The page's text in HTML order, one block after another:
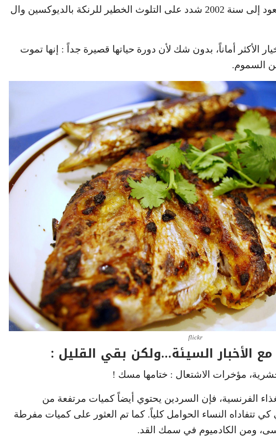
فيه مخاطرة : هناك تقرير يعود إلى سنة 2002 شدد على التلوث الخطير للرنكة بالديوكسين وال
الأكثر أماناً، بدون شك لأن دورة حياتها قصيرة جداً : إنها تموت
السموم.
flickr
مع الأخبار السيئة…ولكن بقي القليل :
مؤخرات الاشتعال : ختامها مسك !
الفرنسية، فإن السردين يحتوي أيضاً كميات مرتفعة من
النساء الحوامل كلياً. كما تم العثور على كميات مفرطة
ومن الكادميوم في سمك القد.